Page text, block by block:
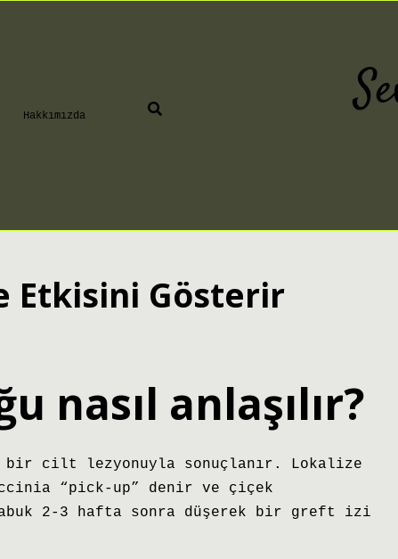
Hakkımızda
Etkisini Gösterir
nasıl anlaşılır?
bir cilt lezyonuyla sonuçlanır. Lokalize
“pick-up” denir ve çiçek
2-3 hafta sonra düşerek bir greft izi